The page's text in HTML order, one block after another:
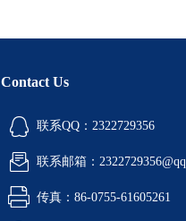
Contact Us
联系QQ：2322729356
联系邮箱：
传真：86-0755-61605261